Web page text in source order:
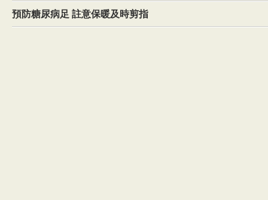
預防糖尿病足 註意保暖及時剪指